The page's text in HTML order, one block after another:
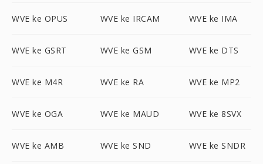
WVE ke OPUS WVE ke IRCAM WVE ke IMA
WVE ke GSRT WVE ke GSM WVE ke DTS
WVE ke M4R WVE ke RA WVE ke MP2
WVE ke OGA WVE ke MAUD WVE ke 8SVX
WVE ke AMB WVE ke SND WVE ke SNDR